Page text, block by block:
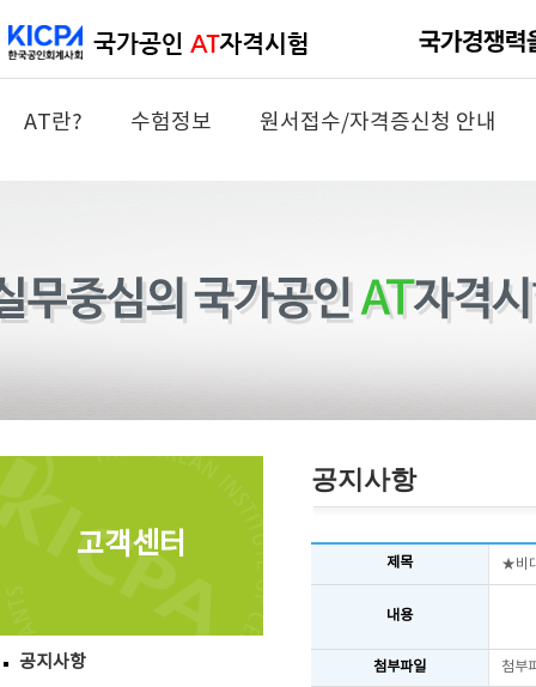
AT란? 수험정보 원서접수/자격증신청 안내
고객센터
공지사항
공지사항
제목 ★비
내용
첨부파일 첨부